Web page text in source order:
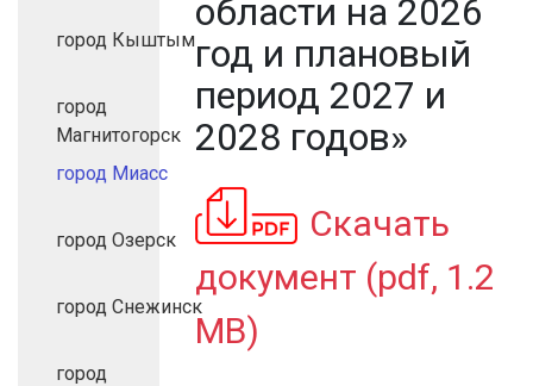
город Кыштым
город
Магнитогорск
город Миасс
город Озерск
город Снежинск
город
области на 2026
год и плановый
период 2027 и
2028 годов»
Скачать
документ (pdf, 1.2
MB)